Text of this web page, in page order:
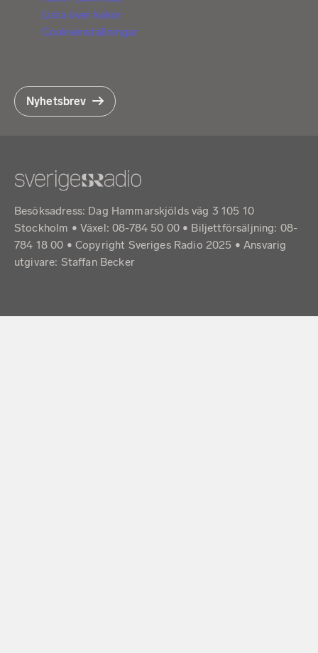
Lista över kakor
Cookieinställningar
Nyhetsbrev
Besöksadress: Dag Hammarskjölds väg 3 105 10
Stockholm • Växel: 08-784 50 00 • Biljettförsäljning: 08-
784 18 00 • Copyright Sveriges Radio 2025 •Ansvarig
utgivare: Staffan Becker